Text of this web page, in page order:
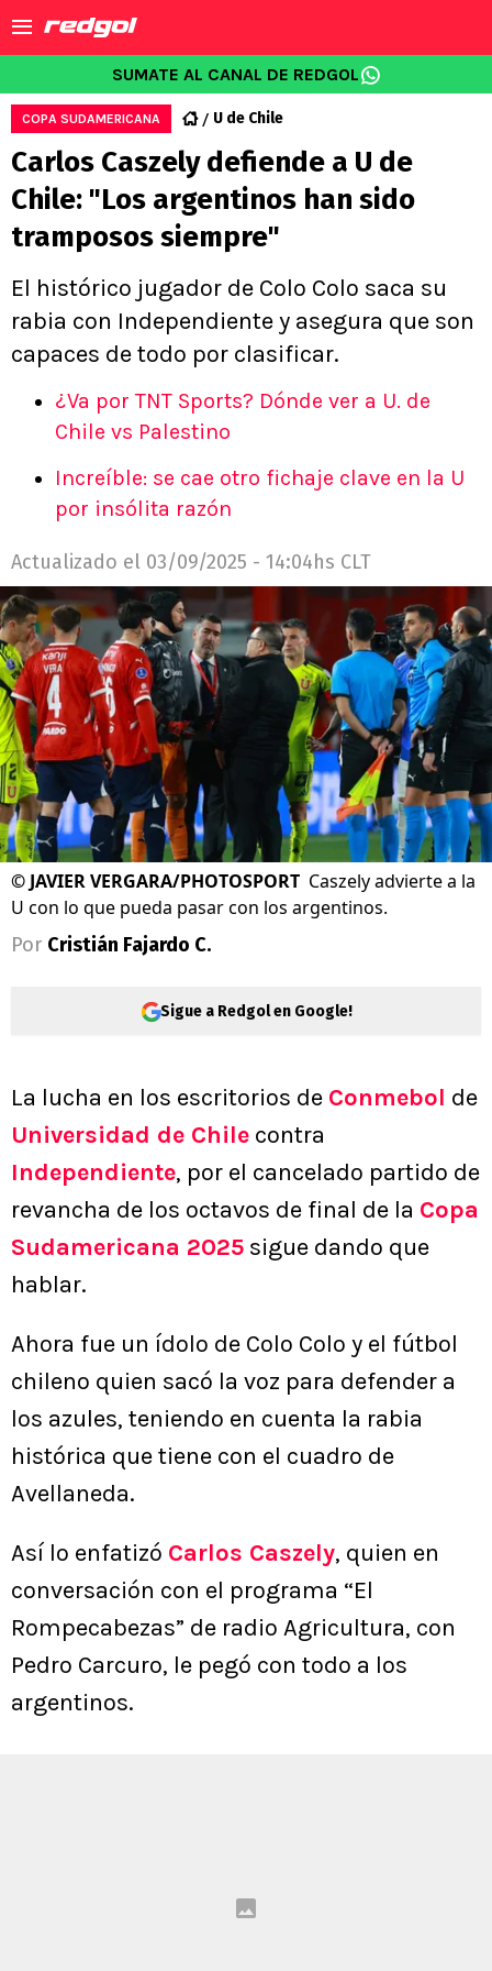
SUMATE AL CANAL DE REDGOL
COPA SUDAMERICANA U de Chile
Carlos Caszely defiende a U de
Chile: "Los argentinos han sido
tramposos siempre"
El histórico jugador de Colo Colo saca su
rabia con Independiente y asegura que son
capaces de todo por clasificar.
¿Va por TNT Sports? Dónde ver a U. de
Chile vs Palestino
Increíble: se cae otro fichaje clave en la U
por insólita razón
Actualizado el 03/09/2025 - 14:04hs CLT
©JAVIER VERGARA/PHOTOSPORT Caszely advierte a la
U con lo que pueda pasar con los argentinos.
Por Cristián Fajardo C.
Sigue a Redgol en Google!
La lucha en los escritorios de Conmebol de
Universidad de Chile contra
Independiente, por el cancelado partido de
revancha de los octavos de final de la Copa
Sudamericana 2025 sigue dando que
hablar.
Ahora fue un ídolo de Colo Colo y el fútbol
chileno quien sacó la voz para defender a
los azules, teniendo en cuenta la rabia
histórica que tiene con el cuadro de
Avellaneda.
Así lo enfatizó Carlos Caszely, quien en
conversación con el programa “El
Rompecabezas” de radio Agricultura, con
Pedro Carcuro, le pegó con todo a los
argentinos.